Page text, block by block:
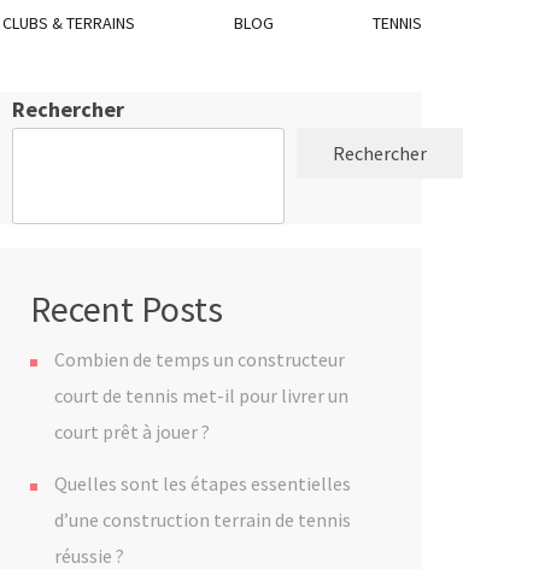
CLUBS & TERRAINS BLOG TENNIS
Rechercher
Rechercher
Recent Posts
Combien de temps un constructeur
court de tennis met-il pour livrer un
court prêt à jouer ?
Quelles sont les étapes essentielles
d’une construction terrain de tennis
réussie ?